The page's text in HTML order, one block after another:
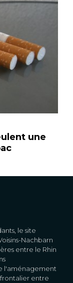
une
le site
Nachbarn
entre le Rhin
l'aménagement
entre